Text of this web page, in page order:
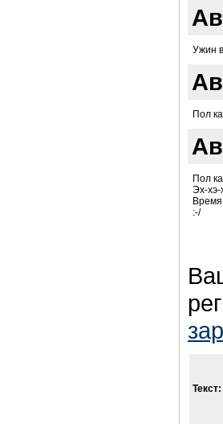
Ужин
Пол
Пол
Эх-хэ-
:-/
Текст: